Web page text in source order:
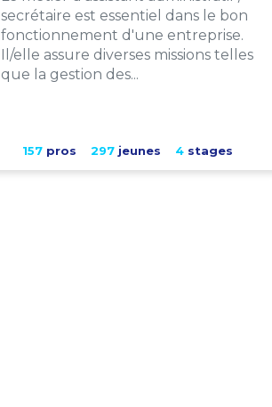
secrétaire est essentiel dans le bon
fonctionnement d'une entreprise.
Il/elle assure diverses missions telles
que la gestion des...
157pros 297jeunes 4stages